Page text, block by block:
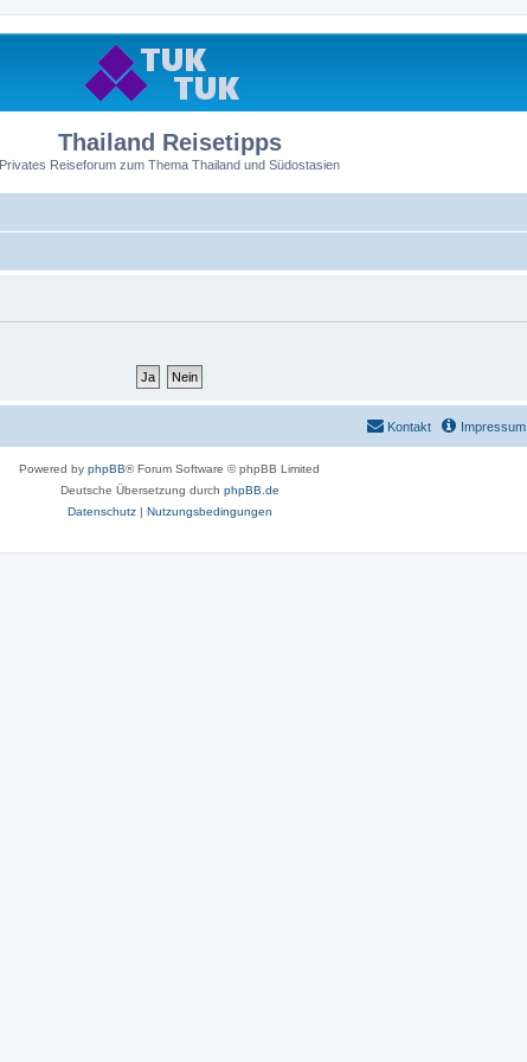
Thailand Reisetipps
Privates Reiseforum zum Thema Thailand und Südostasien
Impressum
Kontakt
Powered by phpBB® Forum Software © phpBB Limited
Deutsche Übersetzung durch phpBB.de
Datenschutz| Nutzungsbedingungen